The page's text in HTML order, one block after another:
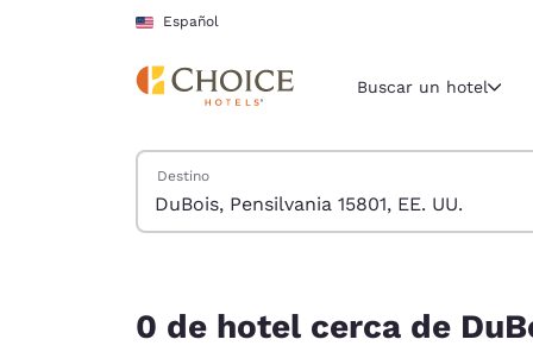
Pasar A Contenido Principal
Español
Región y
Estados
América
Buscar un hotel
Buscar hoteles
Destino
0 de hotel cerca de